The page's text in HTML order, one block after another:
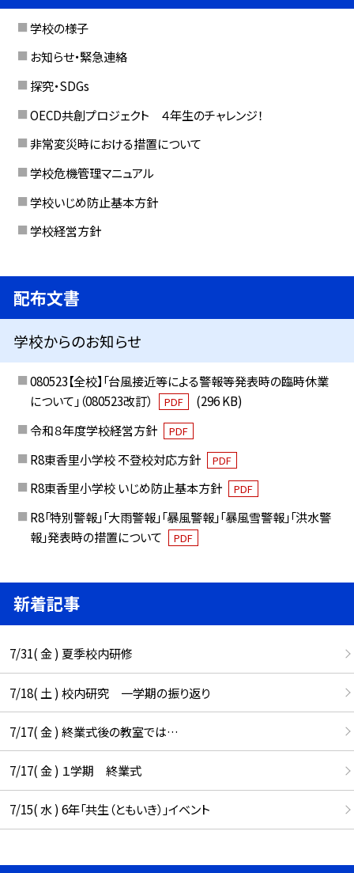
学校の様子
お知らせ・緊急連絡
探究・SDGs
OECD共創プロジェクト ４年生のチャレンジ！
非常変災時における措置について
学校危機管理マニュアル
学校いじめ防止基本方針
学校経営方針
配布文書
学校からのお知らせ
080523【全校】「台風接近等による警報等発表時の臨時休業
について」（080523改訂）
PDF
(296 KB)
令和８年度学校経営方針
PDF
R8東香里小学校 不登校対応方針 PDF
R8東香里小学校 いじめ防止基本方針 PDF
R8「特別警報」「大雨警報」「暴風警報」「暴風雪警報」「洪水警
報」発表時の措置について
PDF
新着記事
7/31( 金 ) 夏季校内研修
7/18( 土 ) 校内研究 一学期の振り返り
7/17( 金 ) 終業式後の教室では…
7/17( 金 ) １学期 終業式
7/15( 水 ) 6年「共生（ともいき）」イベント